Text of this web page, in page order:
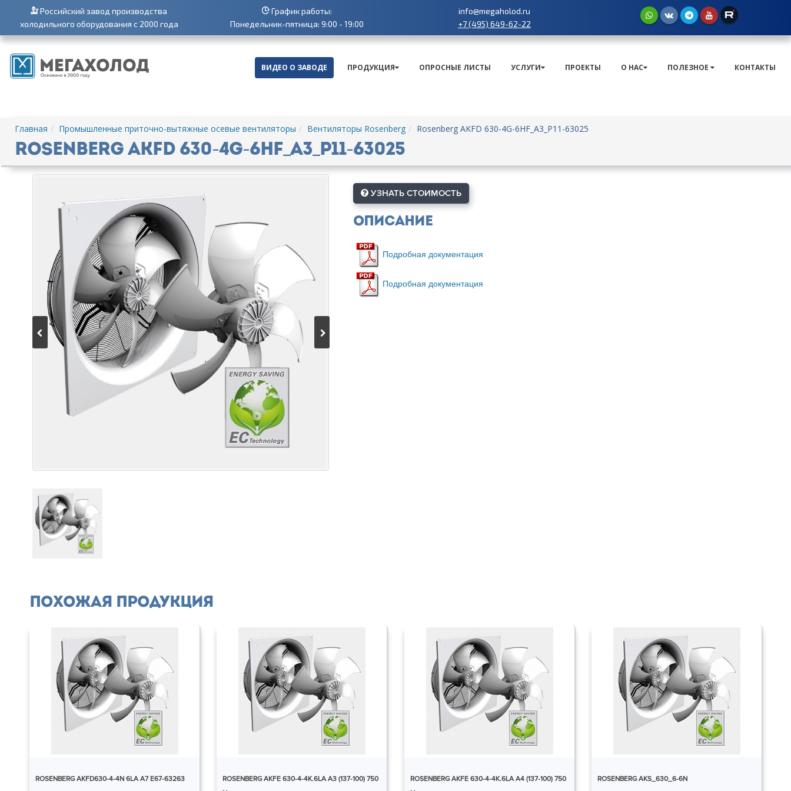
Российский завод производства
холодильного оборудования с 2000 года
График работы:
Понедельник-пятница: 9:00 - 19:00
info@megaholod.ru
+7 (495) 649-62-22
ВИДЕО О ЗАВОДЕ ПРОДУКЦИЯ ОПРОСНЫЕ ЛИСТЫ УСЛУГИ ПРОЕКТЫ О НАС ПОЛЕЗНОЕ КОНТАКТЫ
Главная Промышленные приточно-вытяжные осевые вентиляторы Вентиляторы Rosenberg Rosenberg AKFD 630-4G-6HF_A3_P11-63025
Rosenberg AKFD 630-4G-6HF_A3_P11-63025
УЗНАТЬ СТОИМОСТЬ
Описание
Подробная документация
Подробная документация
Похожая продукция
ROSENBERG AKFD630-4-4N 6LA A7 E67-63263
ROSENBERG AKFE 630-4-4K.6LA A3 (137-100) 750
ROSENBERG AKFE 630-4-4K.6LA A4 (137-100) 750
ROSENBERG AKS_630_6-6N